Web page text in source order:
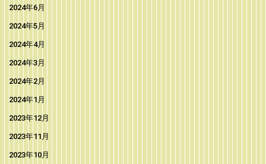
2024年6月
2024年5月
2024年4月
2024年3月
2024年2月
2024年1月
2023年12月
2023年11月
2023年10月